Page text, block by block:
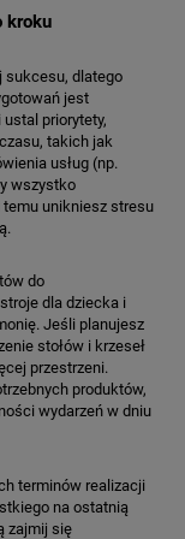
kroku
sukcesu, dlatego
jest
priorytety,
takich jak
usług (np.
wszystko
unikniesz stresu
do
dla dziecka i
Jeśli planujesz
stołów i krzeseł
przestrzeni.
produktów,
wydarzeń w dniu
terminów realizacji
na ostatnią
zajmij się